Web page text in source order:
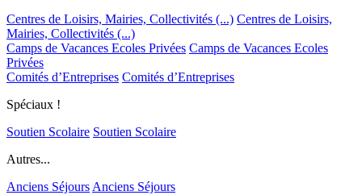
Centres de Loisirs, Mairies, Collectivités (...) Centres de Loisirs,
Mairies, Collectivités (...)
Camps de Vacances Ecoles Privées Camps de Vacances Ecoles
Privées
Comités d’Entreprises Comités d’Entreprises
Spéciaux !
Soutien Scolaire Soutien Scolaire
Autres...
Anciens SéjoursAnciens Séjours